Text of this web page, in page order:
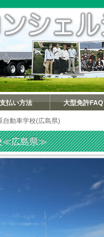
支払い方法 大型免許FAQ
自動車学校(広島県)
≪広島県≫